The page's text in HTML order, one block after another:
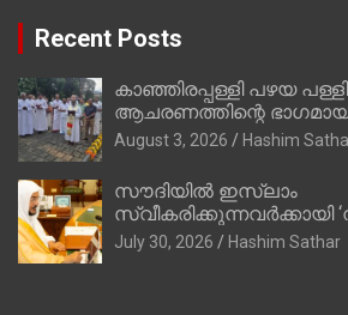
Recent Posts
കാഞ്ഞിരപ്പള്ളി പഴയ
ആചരണത്തിന്റെ
കാൽനാട്ട് കർമ്മം ആർച്ച്
റവ.ഫാ. കുര്യൻ
August 3, 2026 Hashim
സൗദിയില്‍ ഇസ്‌ലാം
സ്വീകരിക്കുന്നവര്‍ക്കായി
ഡിജിറ്റല്‍ കാര്‍ഡ് സേവനം
July 30, 2026 Hashim Sathar